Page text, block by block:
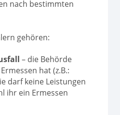
nach bestimmten
gehören:
– die Behörde
hat (z.B.:
darf keine Leistungen
ihr ein Ermessen